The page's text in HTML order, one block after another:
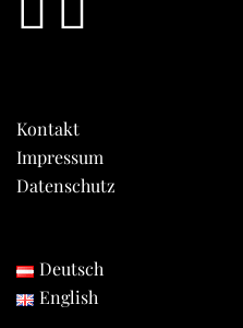
Kontakt
Impressum
Datenschutz
Deutsch
English